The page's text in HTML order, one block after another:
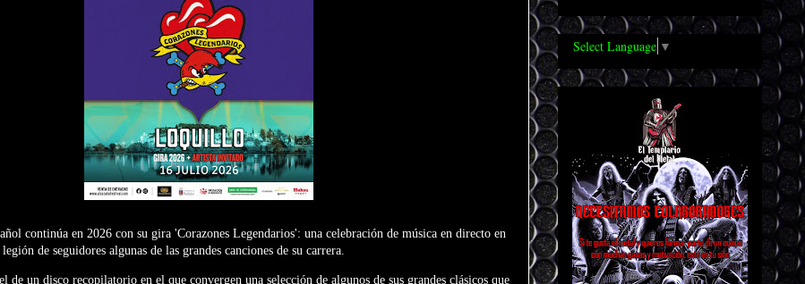
continúa en 2026 con su gira 'Corazones Legendarios': una celebración de música en directo en
de seguidores algunas de las grandes canciones de su carrera.
de un disco recopilatorio en el que convergen una selección de algunos de sus grandes clásicos que
Select Language ▼